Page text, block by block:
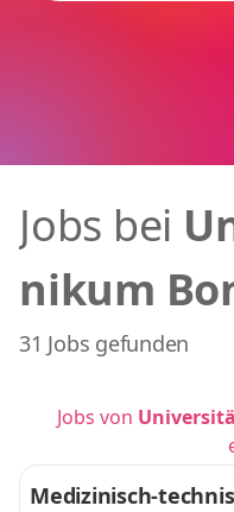
Jobs bei
nikum
31 Jobs gefunden
Jobs von
Medizinisch-